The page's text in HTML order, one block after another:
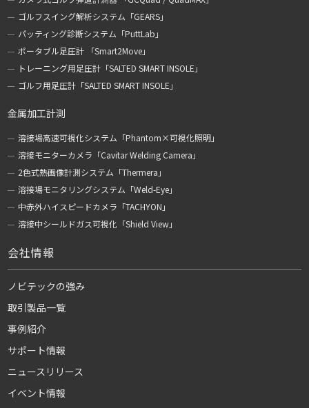
ゴルフスイング解析システム「GEARS」
パッティング診断システム「PuttLab」
ポータブル足圧計 「Smart2Move」
トレーニング用足圧計「SALTED SMART INSOLE」
ゴルフ用足圧計「SALTED SMART INSOLE」
金属加工計測
溶接場高速可視化システム「Phantom×可視化照明」
溶接モニターカメラ「Cavitar Welding Camera」
2色式熱画像計測システム「Thermera」
溶接場モニタリングシステム「Weld-Eye」
中赤外ハイスピードカメラ「TACHYON」
溶接中シールドガス可視化「Shield View」
会社情報
ノビテックの強み
取引製品一覧
事例紹介
サポート情報
ニュースリリース
イベント情報